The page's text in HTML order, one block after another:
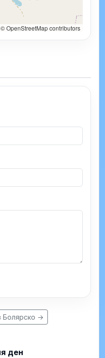
© OpenStreetMap contributors
Болярско →
ден